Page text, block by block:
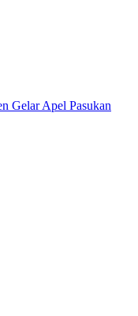
Gelar Apel Pasukan